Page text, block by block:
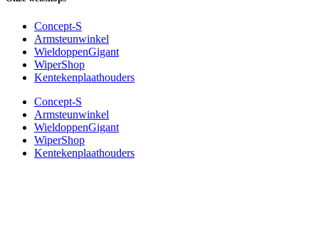
Concept-S
Armsteunwinkel
WieldoppenGigant
WiperShop
Kentekenplaathouders
Concept-S
Armsteunwinkel
WieldoppenGigant
WiperShop
Kentekenplaathouders